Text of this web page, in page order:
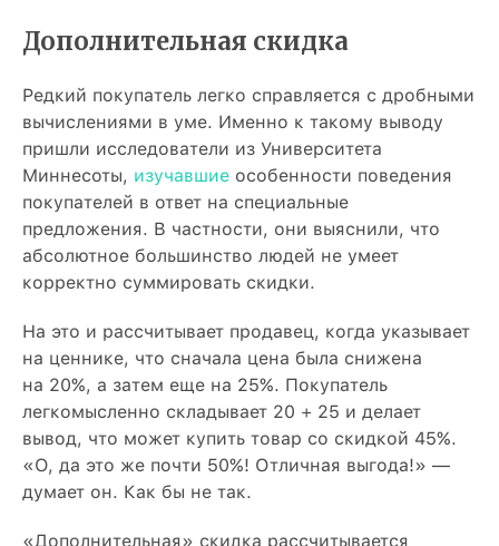
Дополнительная скидка
Редкий покупатель легко справляется с дробными
вычислениями в уме. Именно к такому выводу
пришли исследователи из Университета
Миннесоты, изучавшие особенности поведения
покупателей в ответ на специальные
предложения. В частности, они выяснили, что
абсолютное большинство людей не умеет
корректно суммировать скидки.
На это и рассчитывает продавец, когда указывает
на ценнике, что сначала цена была снижена
на 20%, а затем еще на 25%. Покупатель
легкомысленно складывает 20 + 25 и делает
вывод, что может купить товар со скидкой 45%.
«О, да это же почти 50%! Отличная выгода!» —
думает он. Как бы не так.
«Дополнительная» скидка рассчитывается